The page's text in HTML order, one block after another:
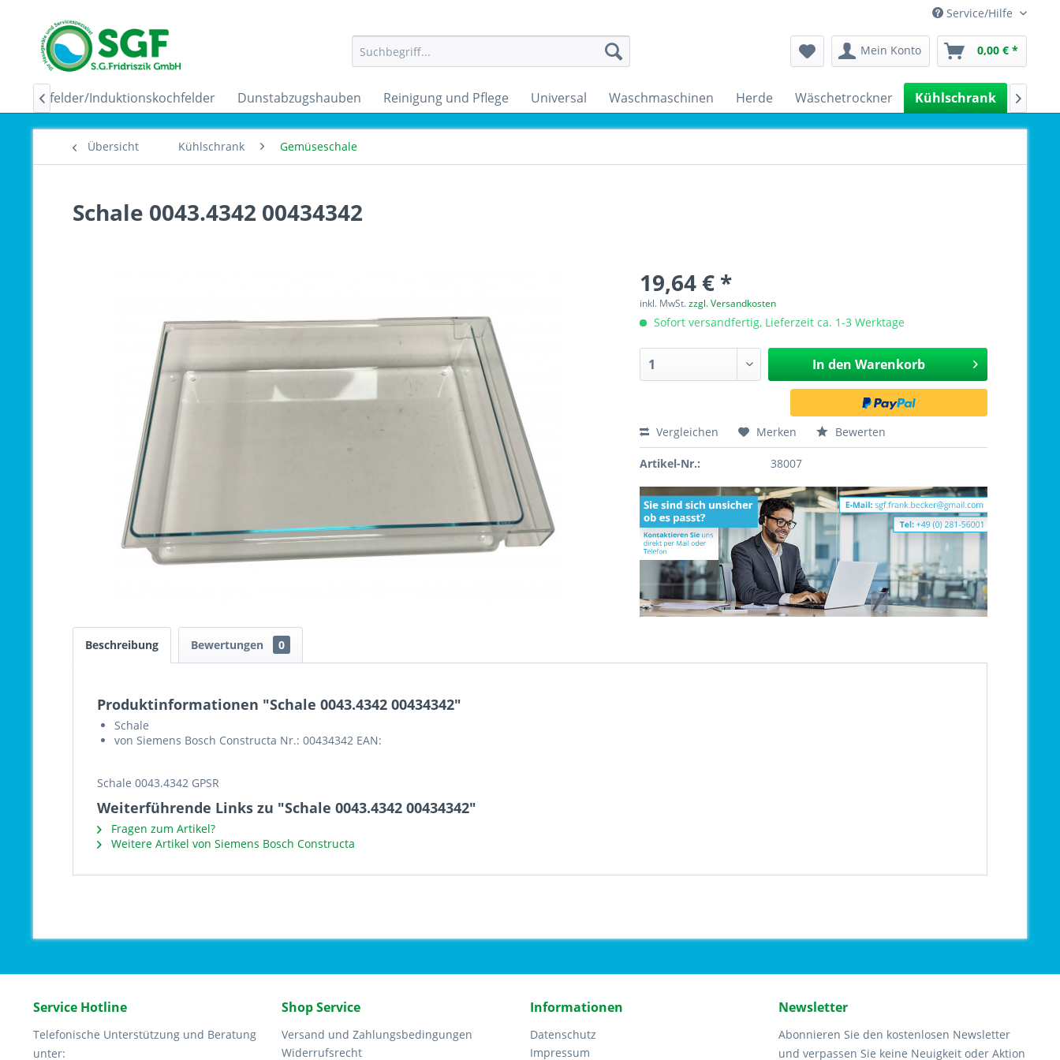
Service/Hilfe
Mein Konto 0,00 € *
Ceranfelder/Induktionskochfelder Dunstabzugshauben Reinigung und Pflege Universal Waschmaschinen Herde Wäschetrockner Kühlschrank
 
Übersicht Kühlschrank Gemüseschale
Schale 0043.4342 00434342
19,64 € *
inkl. MwSt.zzgl. Versandkosten
Sofort versandfertig, Lieferzeit ca. 1-3 Werktage
In den Warenkorb
Vergleichen Merken Bewerten
Artikel-Nr.: 38007
Beschreibung Bewertungen 0
Produktinformationen "Schale 0043.4342 00434342"
Schale
von Siemens Bosch Constructa Nr.: 00434342 EAN:
Schale 0043.4342 GPSR
Weiterführende Links zu "Schale 0043.4342 00434342"
Fragen zum Artikel?
Weitere Artikel von Siemens Bosch Constructa
Service Hotline
Telefonische Unterstützung und Beratung
unter:
Shop Service
Versand und Zahlungsbedingungen
Widerrufsrecht
Informationen
Datenschutz
Impressum
Newsletter
Abonnieren Sie den kostenlosen Newsletter
und verpassen Sie keine Neuigkeit oder Aktion